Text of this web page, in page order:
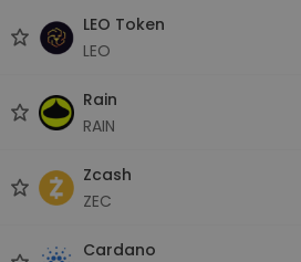
LEO Token
LEO
Rain
RAIN
Zcash
ZEC
Cardano